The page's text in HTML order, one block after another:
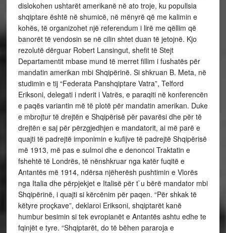
dislokohen ushtarët amerikanë në ato troje, ku popullsia
shqiptare është në shumicë, në mënyrë që me kalimin e
kohës, të organizohet një referendum i lirë me qëllim që
banorët të vendosin se në cilin shtet duan të jetojnë. Kjo
rezolutë dërguar Robert Lansingut, shefit të Stejt
Departamentit mbase mund të merret fillim i fushatës për
mandatin amerikan mbi Shqipërinë. Si shkruan B. Meta, në
studimin e tij “Federata Panshqiptare Vatra”, Telford
Eriksoni, delegati i nderit i Vatrës, e paraqiti në konferencën
e paqës variantin më të plotë për mandatin amerikan. Duke
e mbrojtur të drejtën e Shqipërisë për pavarësi dhe për të
drejtën e saj për përzgjedhjen e mandatorit, ai më parë e
quajti të padrejtë imponimin e kufijve të padrejtë Shqipërisë
më 1913, më pas e sulmoi dhe e denoncoi Traktatin e
fshehtë të Londrës, të nënshkruar nga katër fuqitë e
Antantës më 1914, ndërsa njëherësh pushtimin e Vlorës
nga Italia dhe përpjekjet e Italisë për t`u bërë mandator mbi
Shqipërinë, i quajti si kërcënim për paqen. “Për shkak të
këtyre proçkave”, deklaroi Eriksoni, shqiptarët kanë
humbur besimin si tek evropianët e Antantës ashtu edhe te
fqinjët e tyre. “Shqiptarët, do të bëhen pararoja e